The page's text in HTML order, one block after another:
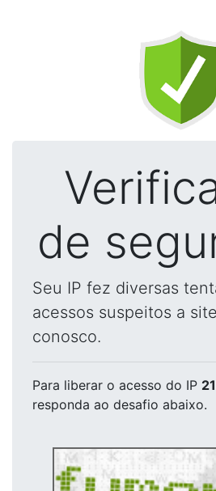
de
Seu IP fez diversas
acessos suspeitos a
conosco.
Para liberar o acesso do IP
responda ao desafio abaixo.